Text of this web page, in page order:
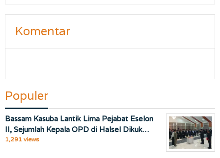
Komentar
Populer
Bassam Kasuba Lantik Lima Pejabat Eselon
II, Sejumlah Kepala OPD di Halsel Dikuk…
1,291 views